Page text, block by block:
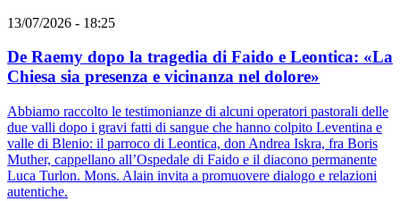
13/07/2026 - 18:25
De Raemy dopo la tragedia di Faido e Leontica: «La
Chiesa sia presenza e vicinanza nel dolore»
Abbiamo raccolto le testimonianze di alcuni operatori pastorali delle
due valli dopo i gravi fatti di sangue che hanno colpito Leventina e
valle di Blenio: il parroco di Leontica, don Andrea Iskra, fra Boris
Muther, cappellano all’Ospedale di Faido e il diacono permanente
Luca Turlon. Mons. Alain invita a promuovere dialogo e relazioni
autentiche.